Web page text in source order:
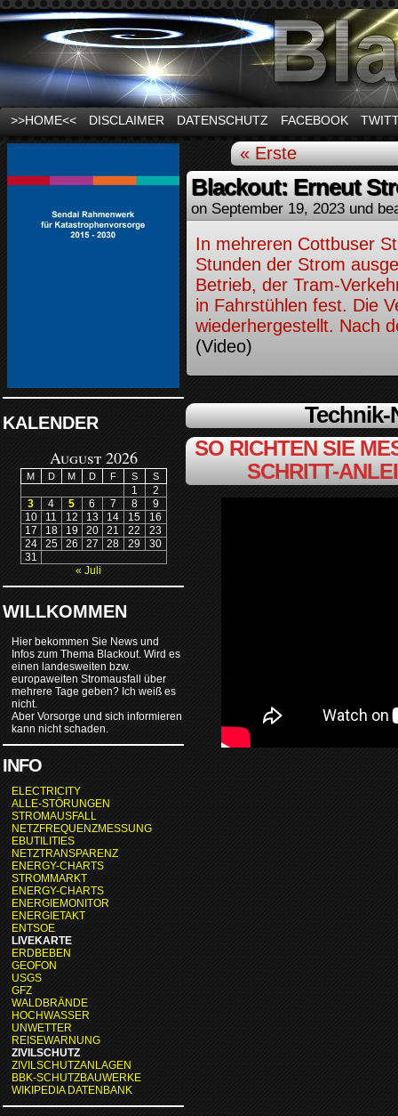
News und Infos zum Thema Stromausfall
>>HOME<< DISCLAIMER DATENSCHUTZ FACEBOOK
KALENDER
August 2026
M D M D F S S
1
2
3
4 5 6 7 8
9
10
11 12 13 14 15
16
17
18 19 20 21 22
23
24
25 26 27 28 29
30
31
« Juli
WILLKOMMEN
Hier bekommen Sie News und
Infos zum Thema Blackout. Wird es
einen landesweiten bzw.
europaweiten Stromausfall über
mehrere Tage geben? Ich weiß es
nicht.
Aber Vorsorge und sich informieren
kann nicht schaden.
INFO
ELECTRICITY
ALLE-STÖRUNGEN
STROMAUSFALL
NETZFREQUENZMESSUNG
EBUTILITIES
NETZTRANSPARENZ
ENERGY-CHARTS
STROMMARKT
ENERGY-CHARTS
ENERGIEMONITOR
ENERGIETAKT
ENTSOE
LIVEKARTE
ERDBEBEN
GEOFON
USGS
GFZ
WALDBRÄNDE
HOCHWASSER
UNWETTER
REISEWARNUNG
ZIVILSCHUTZ
ZIVILSCHUTZANLAGEN
BBK-SCHUTZBAUWERKE
WIKIPEDIA DATENBANK
« Erste
Blackout: Erneut
on September 19, 2023 und
In mehreren Cottbuser
Stunden der Strom
Betrieb, der Tram-
in Fahrstühlen fest. Die
wiederhergestellt. Nach
(Video)
SO RICHTEN SIE
SCHRITT-